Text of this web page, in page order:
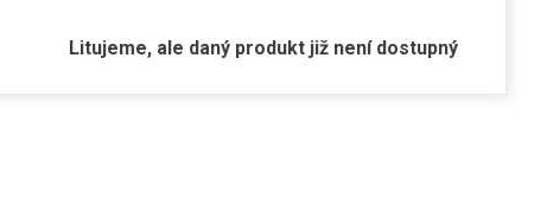
Litujeme, ale daný produkt již není dostupný